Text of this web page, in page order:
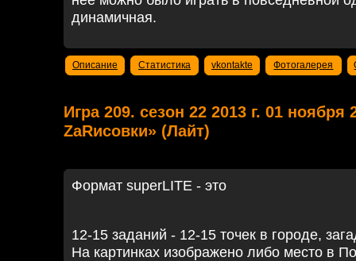
динамичная.
Описание Статистика vkontakte Фотогалерея
Игра 209. сезон 22 2013 г. 01 ноября
ZaRисовки» (Лайт)
Формат superLITE - это
12-15 заданий - 12-15 точек в городе,
На картинках изображено либо место в